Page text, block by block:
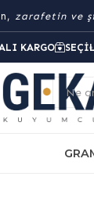
zarafetin ve
KARGO
Ne